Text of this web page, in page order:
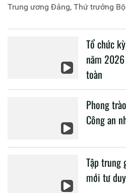
Trung ương Đảng, Thứ trưởng
liên quan đến công tác giáo dục
Tổ chức
năm
toàn
Phong
Công an
Tập trung
mới tư